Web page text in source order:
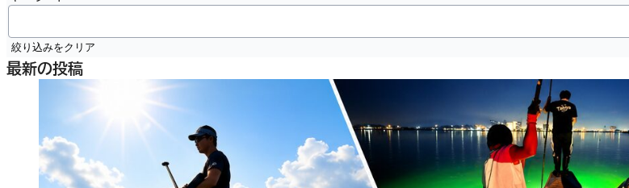
絞り込みをクリア
最新の投稿